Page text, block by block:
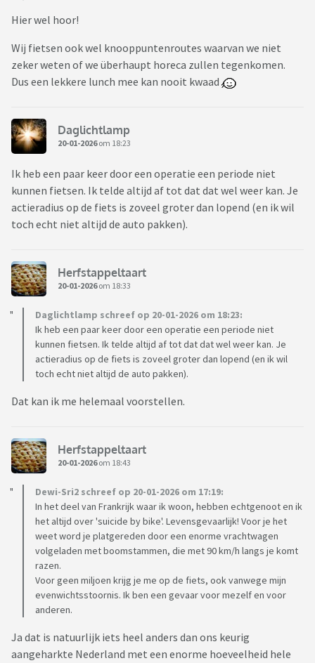
Hier wel hoor!
Wij fietsen ook wel knooppuntenroutes waarvan we niet
zeker weten of we überhaupt horeca zullen tegenkomen.
Dus een lekkere lunch mee kan nooit kwaad
Daglichtlamp
20-01-2026om 18:23
Ik heb een paar keer door een operatie een periode niet
kunnen fietsen. Ik telde altijd af tot dat dat wel weer kan. Je
actieradius op de fiets is zoveel groter dan lopend (en ik wil
toch echt niet altijd de auto pakken).
Herfstappeltaart
20-01-2026om 18:33
Daglichtlamp schreef op 20-01-2026 om 18:23:
Ik heb een paar keer door een operatie een periode niet
kunnen fietsen. Ik telde altijd af tot dat dat wel weer kan. Je
actieradius op de fiets is zoveel groter dan lopend (en ik wil
toch echt niet altijd de auto pakken).
Dat kan ik me helemaal voorstellen.
Herfstappeltaart
20-01-2026om 18:43
Dewi-Sri2 schreef op 20-01-2026 om 17:19:
In het deel van Frankrijk waar ik woon, hebben echtgenoot en ik
het altijd over 'suicide by bike'. Levensgevaarlijk! Voor je het
weet word je platgereden door een enorme vrachtwagen
volgeladen met boomstammen, die met 90 km/h langs je komt
razen.
Voor geen miljoen krijg je me op de fiets, ook vanwege mijn
evenwichtsstoornis. Ik ben een gevaar voor mezelf en voor
anderen.
Ja dat is natuurlijk iets heel anders dan ons keurig
aangeharkte Nederland met een enorme hoeveelheid hele